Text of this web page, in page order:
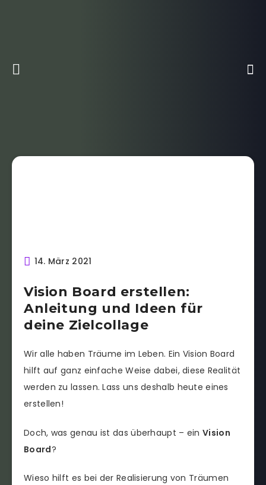
14. März 2021
Vision Board erstellen:
Anleitung und Ideen für
deine Zielcollage
Wir alle haben Träume im Leben. Ein Vision Board
hilft auf ganz einfache Weise dabei, diese Realität
werden zu lassen. Lass uns deshalb heute eines
erstellen!
Doch, was genau ist das überhaupt – ein Vision
Board?
Wieso hilft es bei der Realisierung von Träumen